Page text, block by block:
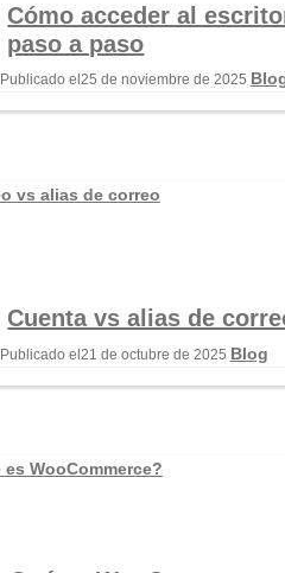
Cómo acceder al
paso a paso
Publicado el 25 de noviembre de 2025
Cuenta vs alias de
Publicado el21 de octubre de 2025 Blog